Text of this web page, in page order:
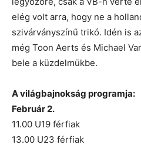
elég volt arra, hogy ne a
szivárványszínű trikó. Idén is
még Toon Aerts és Michael
bele a küzdelmükbe.
A világbajnokság programja:
Február 2.
11.00 U19 férfiak
13.00 U23 férfiak